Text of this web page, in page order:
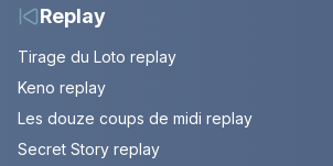
Replay
Tirage du Loto replay
Keno replay
Les douze coups de midi replay
Secret Story replay